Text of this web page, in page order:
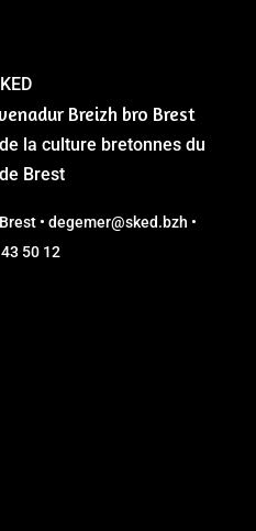
Breizh bro Brest
la culture bretonnes du
Brest
• degemer@sked.bzh •
50 12